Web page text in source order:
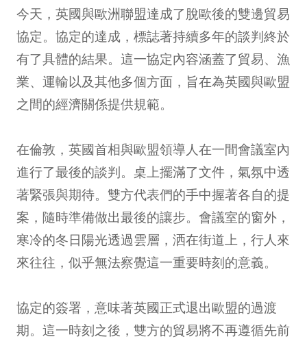
今天，英國與歐洲聯盟達成了脫歐後的雙邊貿易
協定。協定的達成，標誌著持續多年的談判終於
有了具體的結果。這一協定內容涵蓋了貿易、漁
業、運輸以及其他多個方面，旨在為英國與歐盟
之間的經濟關係提供規範。
在倫敦，英國首相與歐盟領導人在一間會議室內
進行了最後的談判。桌上擺滿了文件，氣氛中透
著緊張與期待。雙方代表們的手中握著各自的提
案，隨時準備做出最後的讓步。會議室的窗外，
寒冷的冬日陽光透過雲層，洒在街道上，行人來
來往往，似乎無法察覺這一重要時刻的意義。
協定的簽署，意味著英國正式退出歐盟的過渡
期。這一時刻之後，雙方的貿易將不再遵循先前